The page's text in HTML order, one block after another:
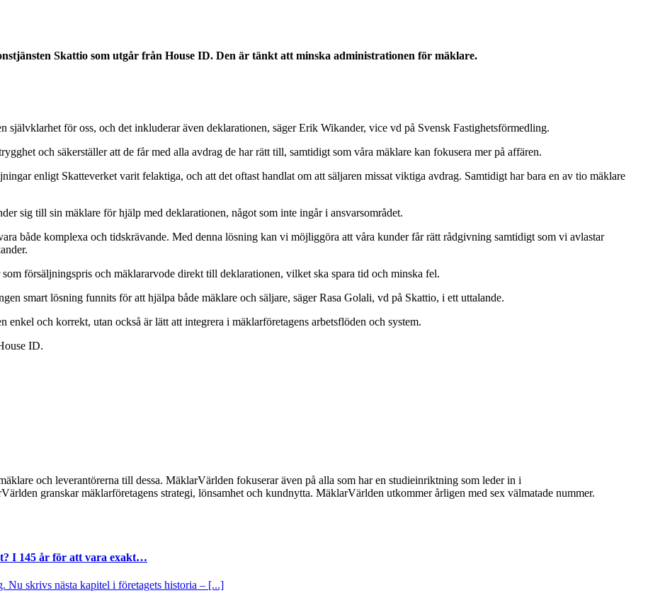
Skattio som utgår från House ID. Den är tänkt att minska administrationen för mäklare.
självklarhet för oss, och det inkluderar även deklarationen, säger Erik Wikander, vice vd på Svensk Fastighetsförmedling.
och säkerställer att de får med alla avdrag de har rätt till, samtidigt som våra mäklare kan fokusera mer på affären.
enligt Skatteverket varit felaktiga, och att det oftast handlat om att säljaren missat viktiga avdrag. Samtidigt har bara en av tio mäklare
sig till sin mäklare för hjälp med deklarationen, något som inte ingår i ansvarsområdet.
både komplexa och tidskrävande. Med denna lösning kan vi möjliggöra att våra kunder får rätt rådgivning samtidigt som vi avlastar
försäljningspris och mäklararvode direkt till deklarationen, vilket ska spara tid och minska fel.
smart lösning funnits för att hjälpa både mäklare och säljare, säger Rasa Golali, vd på Skattio, i ett uttalande.
och korrekt, utan också är lätt att integrera i mäklarföretagens arbetsflöden och system.
ID.
och leverantörerna till dessa. MäklarVärlden fokuserar även på alla som har en studieinriktning som leder in i
granskar mäklarföretagens strategi, lönsamhet och kundnytta. MäklarVärlden utkommer årligen med sex välmatade nummer.
I 145 år för att vara exakt…
Nu skrivs nästa kapitel i företagets historia – [...]